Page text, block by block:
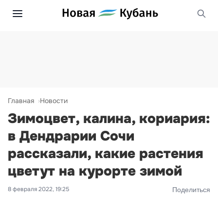
Главная Новости
Зимоцвет, калина, кориария:
в Дендрарии Сочи
рассказали, какие растения
цветут на курорте зимой
8 февраля 2022, 19:25 Поделиться